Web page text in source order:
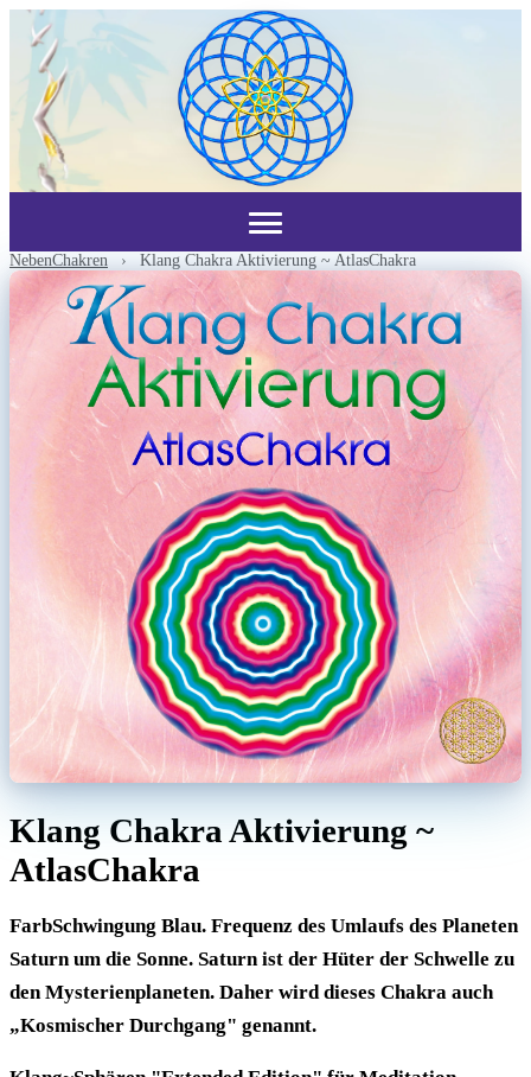
NebenChakren › Klang Chakra Aktivierung ~ AtlasChakra
Klang Chakra Aktivierung ~
AtlasChakra
FarbSchwingung Blau. Frequenz des Umlaufs des Planeten
Saturn um die Sonne. Saturn ist der Hüter der Schwelle zu
den Mysterienplaneten. Daher wird dieses Chakra auch
„Kosmischer Durchgang" genannt.